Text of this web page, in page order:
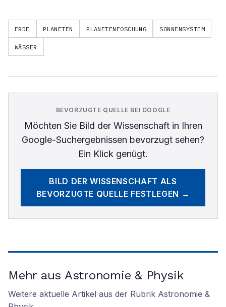
ERDE PLANETEN PLANETENFOSCHUNG SONNENSYSTEM
WÄSSER
BEVORZUGTE QUELLE BEI GOOGLE
Möchten Sie Bild der Wissenschaftin Ihren
Google-Suchergebnissen bevorzugt sehen?
Ein Klick genügt.
BILD DER WISSENSCHAFT ALS
BEVORZUGTE QUELLE FESTLEGEN →
Mehr aus Astronomie & Physik
Weitere aktuelle Artikel aus der Rubrik Astronomie &